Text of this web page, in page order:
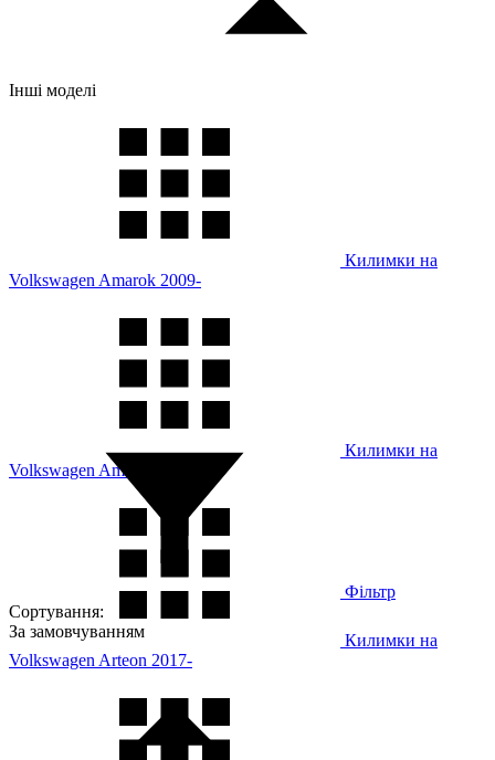
Інші моделі
Килимки на
Volkswagen Amarok 2009-
Килимки на
Volkswagen Amarok 2022-
Килимки на
Volkswagen Arteon 2017-
Фільтр
Сортування:
За замовчуванням